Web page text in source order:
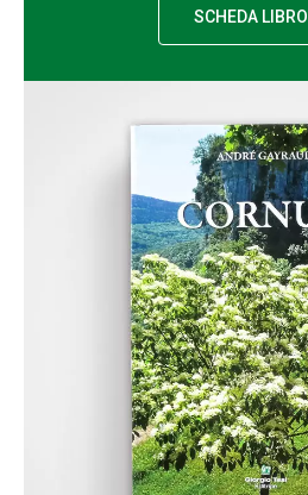
SCHEDA LIBRO